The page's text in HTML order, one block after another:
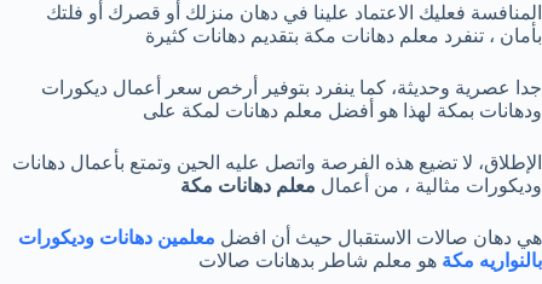
المنافسة فعليك الاعتماد علينا في دهان منزلك أو قصرك أو فلتك
بأمان ، تنفرد معلم دهانات مكة بتقديم دهانات كثيرة
جدا عصرية وحديثة، كما ينفرد بتوفير أرخص سعر أعمال ديكورات
ودهانات بمكة لهذا هو أفضل معلم دهانات لمكة على
الإطلاق، لا تضيع هذه الفرصة واتصل عليه الحين وتمتع بأعمال دهانات
وديكورات مثالية ، من أعمال معلم دهانات مكة
هي دهان صالات الاستقبال حيث أن افضل معلمين دهانات وديكورات
بالنواريه مكة هو معلم شاطر بدهانات صالات